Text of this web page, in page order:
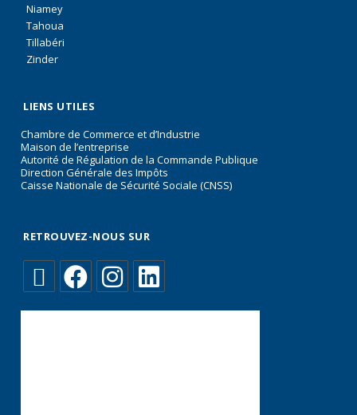
Niamey
Tahoua
Tillabéri
Zinder
LIENS UTILES
Chambre de Commerce et d’Industrie
Maison de l’entreprise
Autorité de Régulation de la Commande Publique
Direction Générale des Impôts
Caisse Nationale de Sécurité Sociale (CNSS)
RETROUVEZ-NOUS SUR